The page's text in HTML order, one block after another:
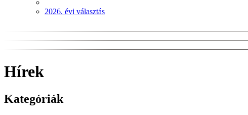
2026. évi választás
Hírek
Kategóriák